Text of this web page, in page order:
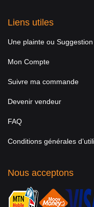
Liens utiles
Une plainte ou Suggestion
Mon Compte
Suivre ma commande
Devenir vendeur
FAQ
Conditions générales
Nous acceptons